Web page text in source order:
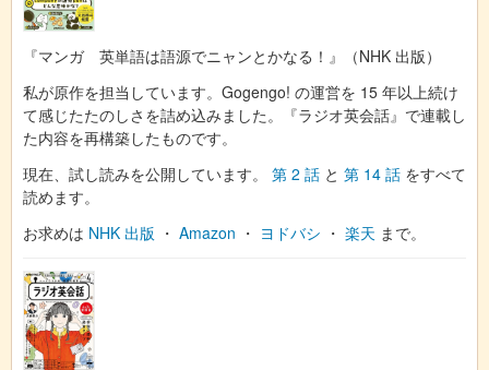
『マンガ 英単語は語源でニャンとかなる！』（NHK 出版）
私が原作を担当しています。Gogengo! の運営を 15 年以上続け
て感じたたのしさを詰め込みました。『ラジオ英会話』で連載し
た内容を再構築したものです。
現在、試し読みを公開しています。 第 2 話 と 第 14 話 をすべて
読めます。
お求めは NHK 出版 ・ Amazon ・ ヨドバシ ・ 楽天 まで。